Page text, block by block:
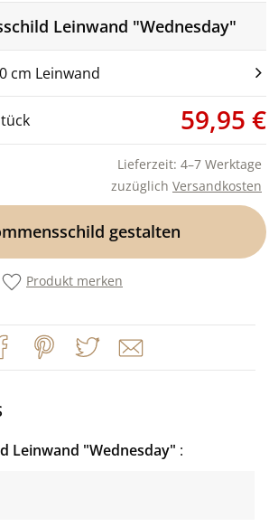
Leinwand "Wednesday"
cm Leinwand
59,95 €
Lieferzeit: 4–7 Werktage
zuzüglich Versandkosten
gestalten
Produkt merken
Leinwand "Wednesday"